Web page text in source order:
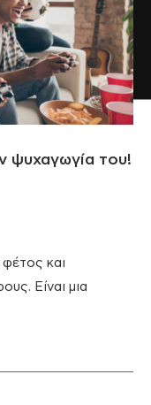
ψυχαγωγία του!
φέτος και
Είναι μια